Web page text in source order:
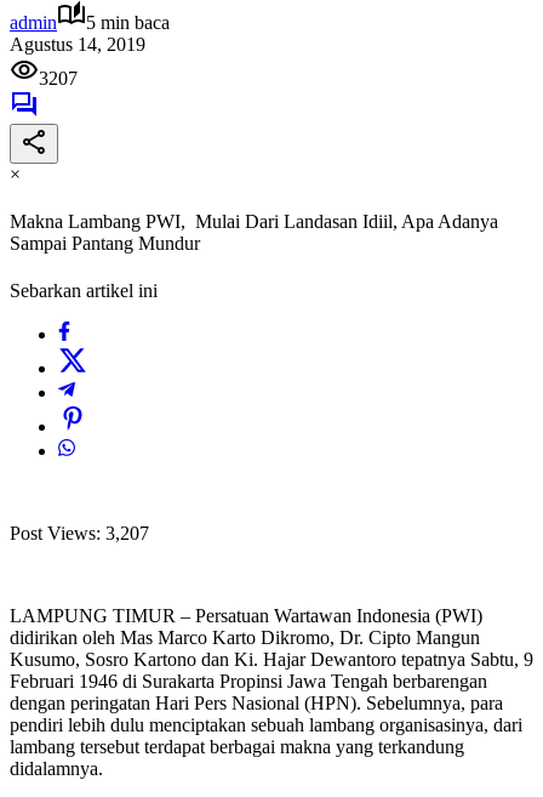
admin
5 min baca
Agustus 14, 2019
3207
×
Makna Lambang PWI, Mulai Dari Landasan Idiil, Apa Adanya
Sampai Pantang Mundur
Sebarkan artikel ini
Post Views: 3,207
LAMPUNG TIMUR – Persatuan Wartawan Indonesia (PWI)
didirikan oleh Mas Marco Karto Dikromo, Dr. Cipto Mangun
Kusumo, Sosro Kartono dan Ki. Hajar Dewantoro tepatnya Sabtu, 9
Februari 1946 di Surakarta Propinsi Jawa Tengah berbarengan
dengan peringatan Hari Pers Nasional (HPN). Sebelumnya, para
pendiri lebih dulu menciptakan sebuah lambang organisasinya, dari
lambang tersebut terdapat berbagai makna yang terkandung
didalamnya.